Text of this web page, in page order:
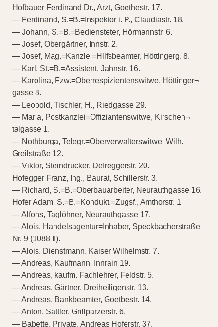
Hofbauer Ferdinand Dr., Arzt, Goethestr. 17.
— Ferdinand, S.=B.=Inspektor i. P., Claudiastr. 18.
— Johann, S.=B.=Bediensteter, Hörmannstr. 6.
— Josef, Obergärtner, Innstr. 2.
— Josef, Mag.=Kanzlei=Hilfsbeamter, Höttingerg. 8.
— Karl, St.=B.=Assistent, Jahnstr. 16.
— Karolina, Fzw.=Oberrespizientenswitwe, Höttinger¬
gasse 8.
— Leopold, Tischler, H., Riedgasse 29.
— Maria, Postkanzlei=Offiziantenswitwe, Kirschen¬
talgasse 1.
— Nothburga, Telegr.=Oberverwalterswitwe, Wilh.
Greilstraße 12.
— Viktor, Steindrucker, Defreggerstr. 20.
Hofegger Franz, Ing., Baurat, Schillerstr. 3.
— Richard, S.=B.=Oberbauarbeiter, Neurauthgasse 16.
Hofer Adam, S.=B.=Kondukt.=Zugsf., Amthorstr. 1.
— Alfons, Taglöhner, Neurauthgasse 17.
— Alois, Handelsagentur=Inhaber, Speckbacherstraße
Nr. 9 (1088 II).
— Alois, Dienstmann, Kaiser Wilhelmstr. 7.
— Andreas, Kaufmann, Innrain 19.
— Andreas, kaufm. Fachlehrer, Feldstr. 5.
— Andreas, Gärtner, Dreiheiligenstr. 13.
— Andreas, Bankbeamter, Goetbestr. 14.
— Anton, Sattler, Grillparzerstr. 6.
— Babette, Private, Andreas Hoferstr. 37.